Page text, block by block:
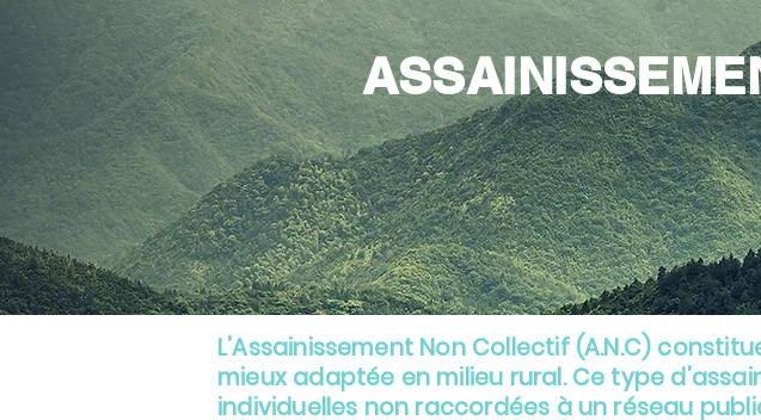
L’Assainissement Non Collectif (A.N.C)
mieux adaptée en milieu rural. Ce type
individuelles non raccordées à un réseau